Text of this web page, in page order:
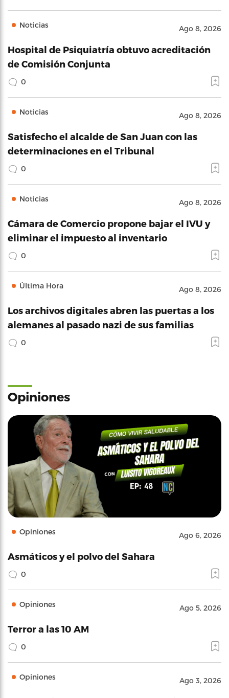
Noticias Ago 8, 2026
Hospital de Psiquiatría obtuvo acreditación
de Comisión Conjunta
0
Noticias Ago 8, 2026
Satisfecho el alcalde de San Juan con las
determinaciones en el Tribunal
0
Noticias Ago 8, 2026
Cámara de Comercio propone bajar el IVU y
eliminar el impuesto al inventario
0
Última Hora Ago 8, 2026
Los archivos digitales abren las puertas a los
alemanes al pasado nazi de sus familias
0
Opiniones
Opiniones Ago 6, 2026
Asmáticos y el polvo del Sahara
0
Opiniones Ago 5, 2026
Terror a las 10 AM
0
Opiniones Ago 3, 2026